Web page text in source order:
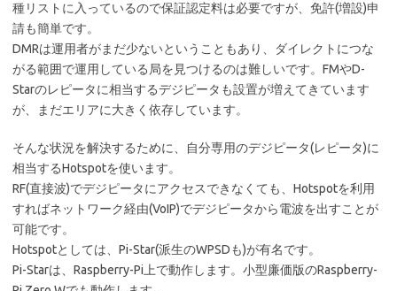
種リストに入っているので保証認定料は必要ですが、免許(増設)申
請も簡単です。
DMRは運用者がまだ少ないということもあり、ダイレクトにつな
がる範囲で運用している局を見つけるのは難しいです。FMやD-
Starのレピータに相当するデジピータも設置が増えてきています
が、まだエリアに大きく依存しています。
そんな状況を解決するために、自分専用のデジピータ(レピータ)に
相当するHotspotを使います。
RF(直接波)でデジピータにアクセスできなくても、Hotspotを利用
すればネットワーク経由(VoIP)でデジピータから電波を出すことが
可能です。
Hotspotとしては、Pi-Star(派生のWPSDも)が有名です。
Pi-Starは、Raspberry-Pi上で動作します。小型廉価版のRaspberry-